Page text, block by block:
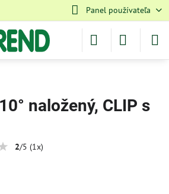
Panel používateľa
naložený, CLIP s
2/5 (1x)